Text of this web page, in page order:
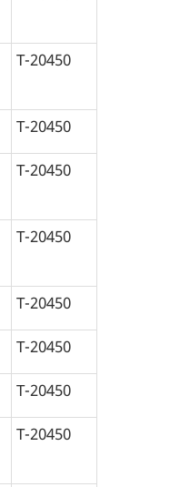
T-20450
T-20450
T-20450
T-20450
T-20450
T-20450
T-20450
T-20450